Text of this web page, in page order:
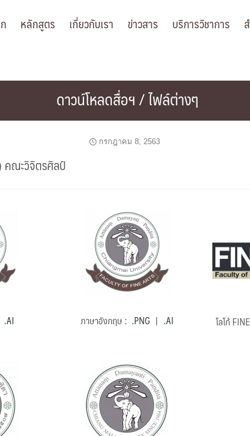
หลักสูตร เกี่ยวกับเรา ข่าวสาร บริการวิชาการ
ดาวน์โหลดสื่อฯ / ไฟล์ต่างๆ
กรกฎาคม 8, 2563
ณะวิจิตรศิลป์
.AI ภาษาอังกฤษ : .PNG| .AI โลโก้